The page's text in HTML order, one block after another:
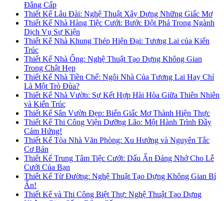
Đẳng Cấp
Thiết Kế Lâu Đài: Nghệ Thuật Xây Dựng Những Giấc Mơ
Thiết Kế Nhà Hàng Tiệc Cưới: Bước Đột Phá Trong Ngành
Dịch Vụ Sự Kiện
Thiết Kế Nhà Khung Thép Hiện Đại: Tương Lai của Kiến
Trúc
Thiết Kế Nhà Ống: Nghệ Thuật Tạo Dựng Không Gian
Trong Chật Hẹp
Thiết Kế Nhà Tiền Chế: Ngôi Nhà Của Tương Lai Hay Chỉ
Là Một Trò Đùa?
Thiết Kế Nhà Vườn: Sự Kết Hợp Hài Hòa Giữa Thiên Nhiên
và Kiến Trúc
Thiết Kế Sân Vườn Đẹp: Biến Giấc Mơ Thành Hiện Thực
Thiết Kế Thi Công Viện Dưỡng Lão: Một Hành Trình Đầy
Cảm Hứng!
Thiết Kế Tòa Nhà Văn Phòng: Xu Hướng và Nguyên Tắc
Cơ Bản
Thiết Kế Trung Tâm Tiệc Cưới: Dấu Ấn Đáng Nhớ Cho Lễ
Cưới Của Bạn
Thiết Kế Từ Đường: Nghệ Thuật Tạo Dựng Không Gian Bí
Ẩn!
Thiết Kế và Thi Công Biệt Thự: Nghệ Thuật Tạo Dựng